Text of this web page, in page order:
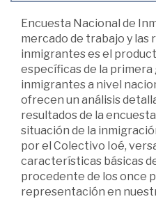
Encuesta Nacional de
mercado de trabajo y las
inmigrantes es el
específicas de la
inmigrantes a nivel
ofrecen un análisis
resultados de la
situación de la
por el Colectivo Ioé,
características básicas
procedente de los once
representación en